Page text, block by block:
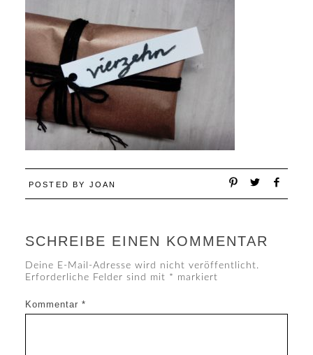
POSTED BY JOAN
SCHREIBE EINEN KOMMENTAR
Deine E-Mail-Adresse wird nicht veröffentlicht.
Erforderliche Felder sind mit * markiert
Kommentar *